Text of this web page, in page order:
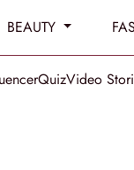
BEAUTY
QuizVideo